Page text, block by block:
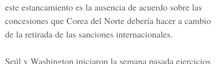
este estancamiento es la ausencia de acuerdo sobre las
concesiones que Corea del Norte debería hacer a cambio
de la retirada de las sanciones internacionales.
Seúl y Washington iniciaron la semana pasada ejercicios